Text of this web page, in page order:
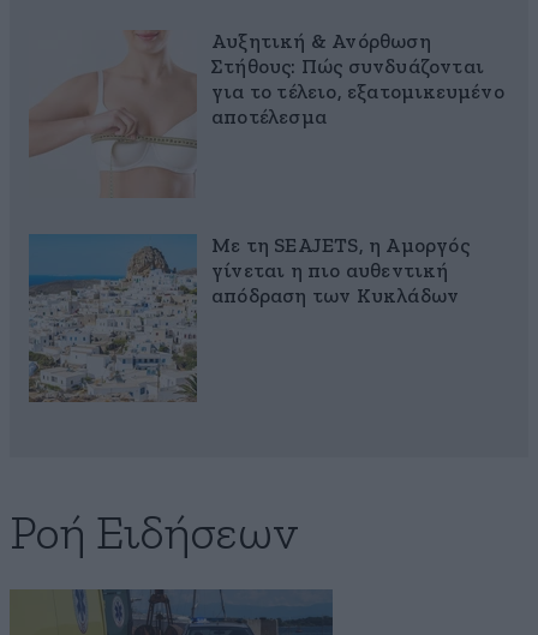
Αυξητική & Ανόρθωση
Στήθους: Πώς συνδυάζονται
για το τέλειο, εξατομικευμένο
αποτέλεσμα
Με τη SEAJETS, η Αμοργός
γίνεται η πιο αυθεντική
απόδραση των Κυκλάδων
Ροή Ειδήσεων